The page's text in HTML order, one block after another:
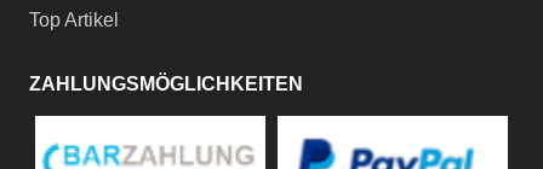
Top Artikel
ZAHLUNGSMÖGLICHKEITEN